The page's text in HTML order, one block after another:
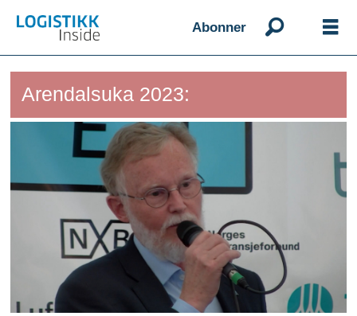
Abonner
Arendalsuka 2023: